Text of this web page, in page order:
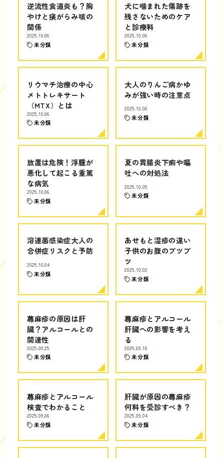
逆流性食道炎も？胸
やけと痰がらみ咳の
関係
2025.10.06
未分類
犬に噛まれた傷跡を
残さないためのケア
と診療科
2025.10.06
未分類
リウマチ治療の中心
メトトレキサート
（MTX）とは
2025.10.06
未分類
大人のりんご病かゆ
みが強い時の注意点
2025.10.06
未分類
放置は危険！浮腫が
悪化して起こる重篤
な病気
2025.10.06
未分類
夏の胃腸炎下痢や嘔
吐への対処法
2025.10.05
未分類
溶連菌感染症大人の
合併症リスクと予防
2025.10.04
未分類
あせもと湿疹の違い
子供のお腹のブツブ
ツ
2025.10.02
未分類
蕁麻疹の原因は肝
臓？アルコールとの
関連性
2025.09.25
未分類
蕁麻疹とアルコール
肝臓への影響を考え
る
2025.09.16
未分類
蕁麻疹とアルコール
検査でわかること
2025.09.06
未分類
肝臓が原因の蕁麻疹
何科を受診すべき？
2025.09.04
未分類